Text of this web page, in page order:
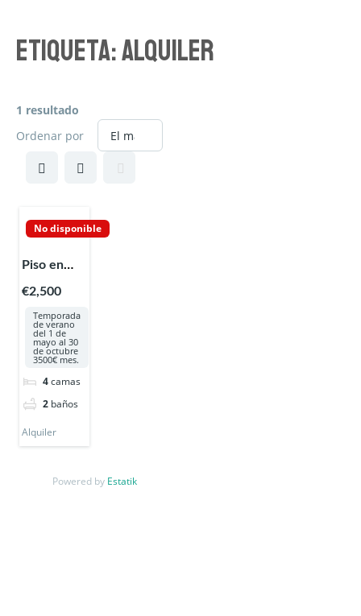
Etiqueta:Alquiler
1 resultado
Ordenar por
No disponible
Piso en
Santa
€2,500
Temporada
de verano
del 1 de
mayo al 30
de octubre
3500€ mes.
4 camas
2 baños
Alquiler
Powered by Estatik